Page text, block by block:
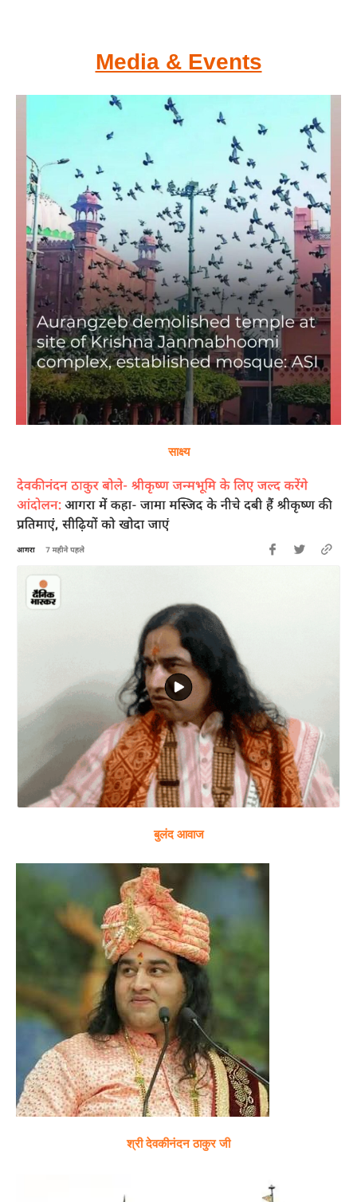
Media & Events
साक्ष्य
बुलंद आवाज
श्री देवकीनंदन ठाकुर जी